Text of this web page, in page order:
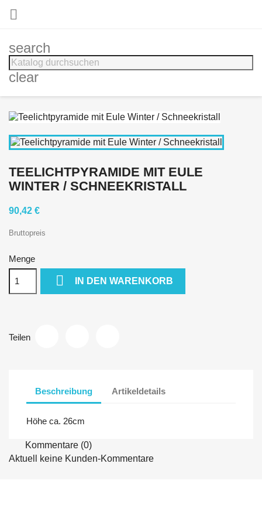

search
clear
TEELICHTPYRAMIDE MIT EULE
WINTER / SCHNEEKRISTALL
90,42 €
Bruttopreis
Menge
 IN DEN WARENKORB
Teilen
Beschreibung Artikeldetails
Höhe ca. 26cm
Kommentare (0)
Aktuell keine Kunden-Kommentare